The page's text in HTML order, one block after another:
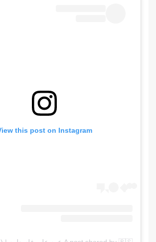
this post on Instagram